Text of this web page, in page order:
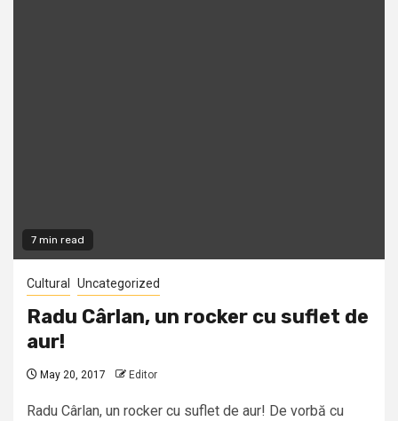
7 min read
Cultural Uncategorized
Radu Cârlan, un rocker cu suflet de
aur!
May 20, 2017 Editor
Radu Cârlan, un rocker cu suflet de aur! De vorbă cu